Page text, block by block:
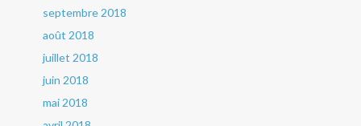
septembre 2018
août 2018
juillet 2018
juin 2018
mai 2018